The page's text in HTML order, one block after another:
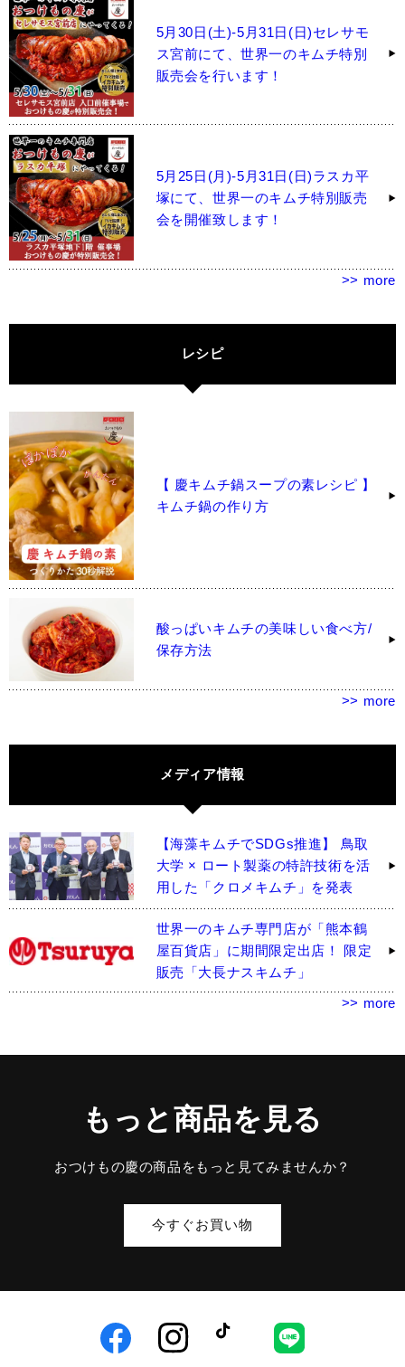
5月30日(土)-5月31日(日)セレサモ
ス宮前にて、世界一のキムチ特別
販売会を行います！
5月25日(月)-5月31日(日)ラスカ平
塚にて、世界一のキムチ特別販売
会を開催致します！
>> more
レシピ
【 慶キムチ鍋スープの素レシピ 】
キムチ鍋の作り方
酸っぱいキムチの美味しい食べ方/
保存方法
>> more
メディア情報
【海藻キムチでSDGs推進】 鳥取
大学 × ロート製薬の特許技術を活
用した「クロメキムチ」を発表
世界一のキムチ専門店が「熊本鶴
屋百貨店」に期間限定出店！ 限定
販売「大長ナスキムチ」
>> more
もっと商品を見る
おつけもの慶の商品をもっと見てみませんか？
今すぐお買い物
FacebookInstagram LINE